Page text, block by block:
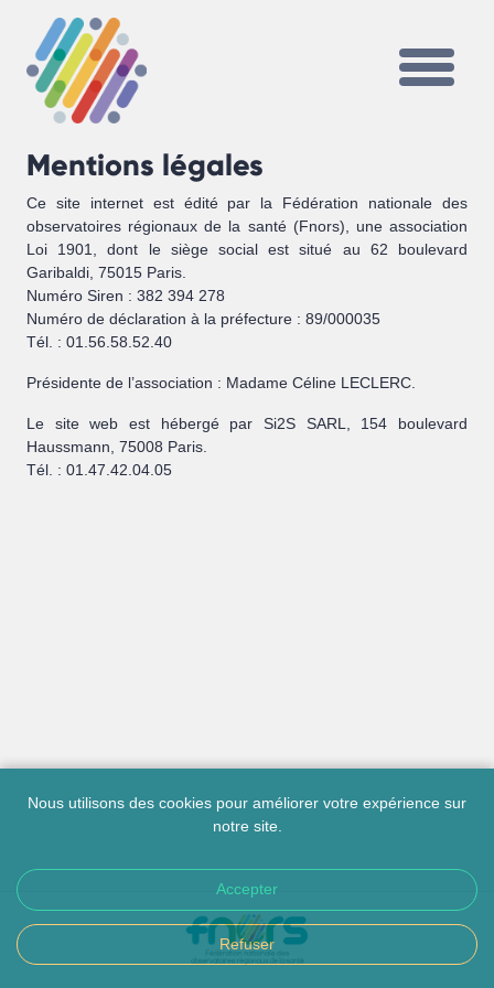
Mentions légales
Ce site internet est édité par la Fédération nationale des
observatoires régionaux de la santé (Fnors), une association
Loi 1901, dont le siège social est situé au 62 boulevard
Garibaldi, 75015 Paris.
Numéro Siren : 382 394 278
Numéro de déclaration à la préfecture : 89/000035
Tél. : 01.56.58.52.40
Présidente de l’association : Madame Céline LECLERC.
Le site web est hébergé par Si2S SARL, 154 boulevard
Haussmann, 75008 Paris.
Tél. : 01.47.42.04.05
Nous utilisons des cookies pour améliorer votre expérience sur
notre site.
Accepter
Refuser